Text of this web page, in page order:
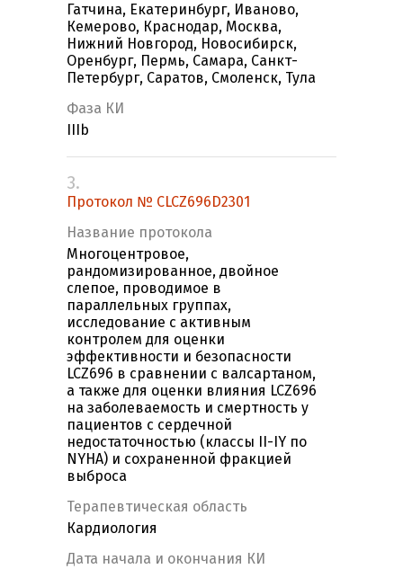
Гатчина, Екатеринбург, Иваново,
Кемерово, Краснодар, Москва,
Нижний Новгород, Новосибирск,
Оренбург, Пермь, Самара, Санкт-
Петербург, Саратов, Смоленск, Тула
Фаза КИ
IIIb
3.
Протокол № CLCZ696D2301
Название протокола
Многоцентровое,
рандомизированное, двойное
слепое, проводимое в
параллельных группах,
исследование с активным
контролем для оценки
эффективности и безопасности
LCZ696 в сравнении с валсартаном,
а также для оценки влияния LCZ696
на заболеваемость и смертность у
пациентов с сердечной
недостаточностью (классы II-IY по
NYHA) и сохраненной фракцией
выброса
Терапевтическая область
Кардиология
Дата начала и окончания КИ